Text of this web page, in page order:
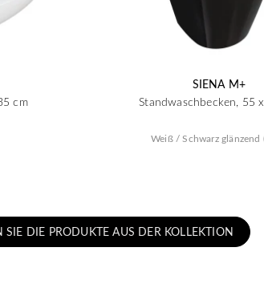
cm
SIENA M+
Standwaschbecken, 55
Weiß / Schwarz glänzend
SIE DIE PRODUKTE AUS DER KOLLEKTION